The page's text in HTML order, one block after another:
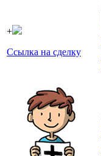
+
Ссылка на сделку